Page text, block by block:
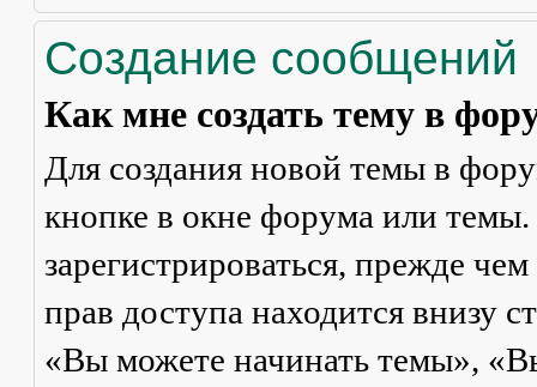
Создание сообщений
Как мне создать тему в
Для создания новой темы в
кнопке в окне форума или
зарегистрироваться, прежде
прав доступа находится внизу
«Вы можете начинать темы»,